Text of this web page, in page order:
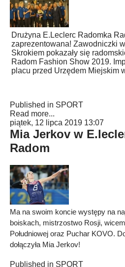
Drużyna E.Leclerc Radomka
zaprezentowana! Zawodniczki
Skrokiem pokazały się
Radom Fashion Show 2019.
placu przed Urzędem Miejskim
Published in SPORT
Read more...
piątek, 12 lipca 2019 13:07
Mia Jerkov w
Radom
Ma na swoim koncie występy na
boiskach, mistrzostwo Rosji,
Południowej oraz Puchar KOVO.
dołączyła Mia Jerkov!
Published in SPORT